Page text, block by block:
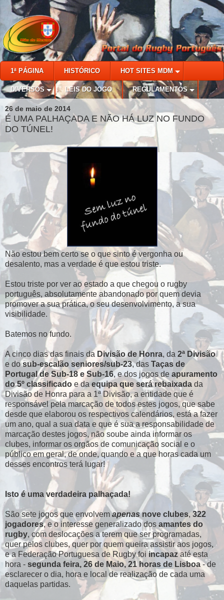
1ª PÁGINA HISTÓRICO HOT SITES MDM
DIVERSOS LEIS DO JOGO REGULAMENTOS
26 de maio de 2014
É UMA PALHAÇADA E NÃO HÁ LUZ NO FUNDO
DO TÚNEL!
Não estou bem certo se o que sinto é vergonha ou
desalento, mas a verdade é que estou triste.
Estou triste por ver ao estado a que chegou o rugby
português, absolutamente abandonado por quem devia
promover a sua prática, o seu desenvolvimento, a sua
visibilidade.
Batemos no fundo.
A cinco dias das finais da Divisão de Honra, da 2ª Divisão
e dosub-escalão seniores/sub-23, das Taças de
Portugal de Sub-18 e Sub-16, e dos jogos de apuramento
do 5º classificado e da equipa que será rebaixada da
Divisão de Honra para a 1ª Divisão, a entidade que é
responsável pela marcação de todos estes jogos, que sabe
desde que elaborou os respectivos calendários, está a fazer
um ano, qual a sua data e que é sua a responsabilidade de
marcação destes jogos, não soube ainda informar os
clubes, informar os orgãos de comunicação social e o
público em geral, de onde, quando e a que horas cada um
desses encontros terá lugar!
Isto é uma verdadeira palhaçada!
São sete jogos que envolvemapenas nove clubes, 322
jogadores, e o interesse generalizado dos amantes do
rugby, com deslocações a terem que ser programadas,
quer pelos clubes, quer por quem queira assistir aos jogos,
e a Federação Portuguesa de Rugby foiincapazaté esta
hora - segunda feira, 26 de Maio, 21 horas de Lisboa - de
esclarecer o dia, hora e local de realização de cada uma
daquelas partidas.